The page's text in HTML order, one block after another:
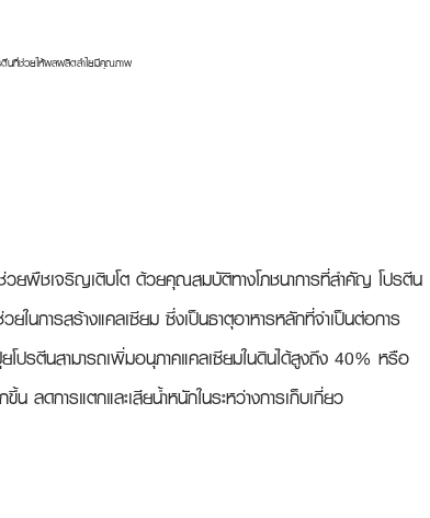
นที่ช่วยให้ผลผลิตลำไยมีคุณภาพ
วยพืชเจริญเติบโต ด้วยคุณสมบัติทางโภชนาการที่สำคัญ โปรตีน
นการสร้างแคลเซียม ซึ่งเป็นธาตุอาหารหลักที่จำเป็นต่อการ
โปรตีนสามารถเพิ่มอนุภาคแคลเซียมในดินได้สูงถึง 40% หรือ
ลดการแตกและเสียน้ำหนักในระหว่างการเก็บเกี่ยว